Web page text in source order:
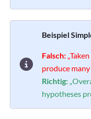
Beispiel
Falsch:
produce
Richtig:
hypotheses